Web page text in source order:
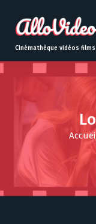
t
o
Cinémathèque vidéos